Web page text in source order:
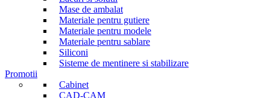
Mase de ambalat
Materiale pentru gutiere
Materiale pentru modele
Materiale pentru sablare
Siliconi
Sisteme de mentinere si stabilizare
Promotii
Cabinet
CAD-CAM